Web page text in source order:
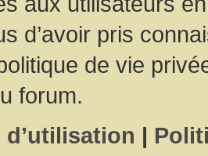
d’avoir pris
de vie
forum.
|